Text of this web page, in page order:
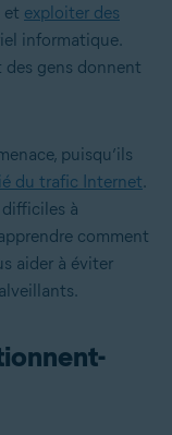
et exploiter des
informatique.
gens donnent
puisqu’ils
du trafic Internet.
à
comment
aider à éviter